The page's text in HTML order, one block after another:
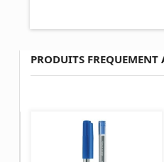
PRODUITS FREQUEMENT